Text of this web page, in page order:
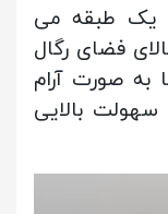
یک طبقه می
فضای رگال
صورت آرام
بالایی